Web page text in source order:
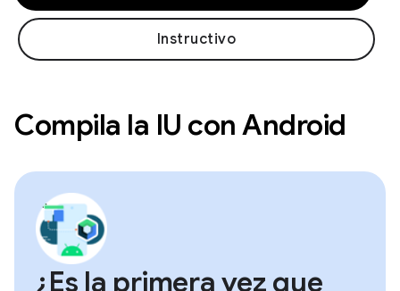
Instructivo
Compila la IU con Android
¿Es la primera vez que